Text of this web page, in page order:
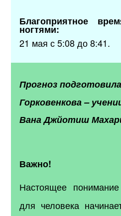
Благоприятное
ногтями:
21 мая с 5:08 до 8:41.
Прогноз подготовила
Горковенкова –
Вана Джйотиш
Важно!
Настоящее
для человека